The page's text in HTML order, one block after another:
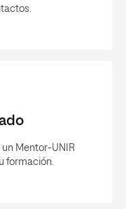
Mentor-UNIR
formación.